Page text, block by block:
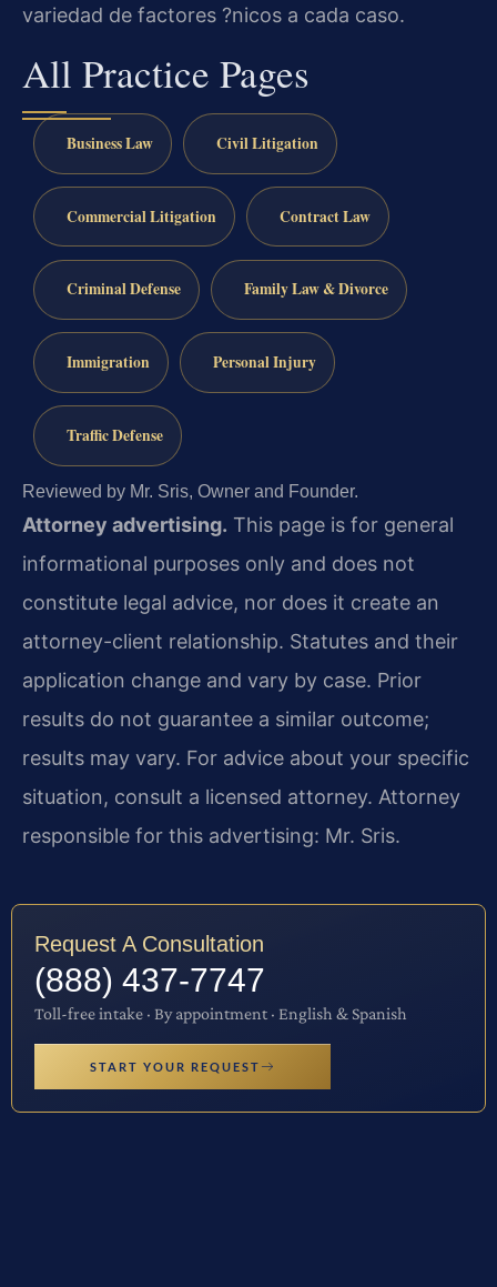
variedad de factores ?nicos a cada caso.
All Practice Pages
Business Law Civil Litigation
Commercial Litigation Contract Law
Criminal Defense Family Law & Divorce
Immigration Personal Injury
Traffic Defense
Reviewed by Mr. Sris, Owner and Founder.
Attorney advertising. This page is for general
informational purposes only and does not
constitute legal advice, nor does it create an
attorney-client relationship. Statutes and their
application change and vary by case. Prior
results do not guarantee a similar outcome;
results may vary. For advice about your specific
situation, consult a licensed attorney. Attorney
responsible for this advertising: Mr. Sris.
Request A Consultation
(888) 437-7747
Toll-free intake · By appointment · English & Spanish
START YOUR REQUEST